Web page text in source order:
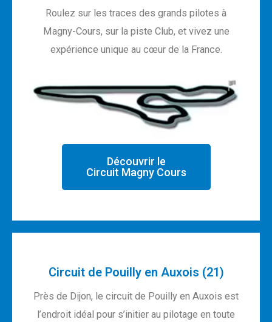
Roulez sur les traces des grands pilotes à
Magny-Cours, sur la piste Club, et vivez une
expérience unique au cœur de la France.
Découvrir le
Circuit Magny Cours
Circuit de Pouilly en Auxois (21)
Près de Dijon, le circuit de Pouilly en Auxois est
l’endroit idéal pour s’initier au pilotage en toute